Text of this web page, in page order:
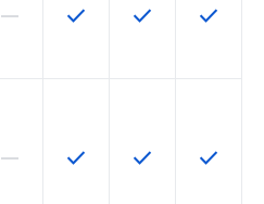
Esta función no está disponible en
horizontal_rule Esta función está
check Esta función
check Esta
check
Esta función no está disponible en
horizontal_rule Esta función está
check Esta función
check Esta
check